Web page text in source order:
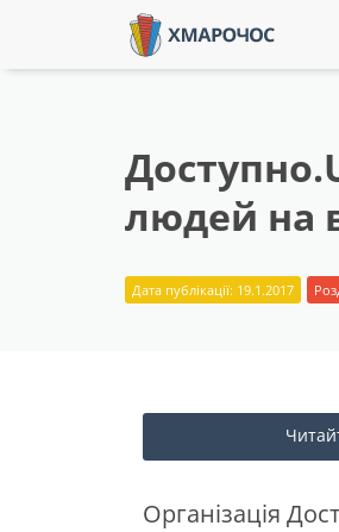
людей на
Дата публікації: 19.1.2017
Організація